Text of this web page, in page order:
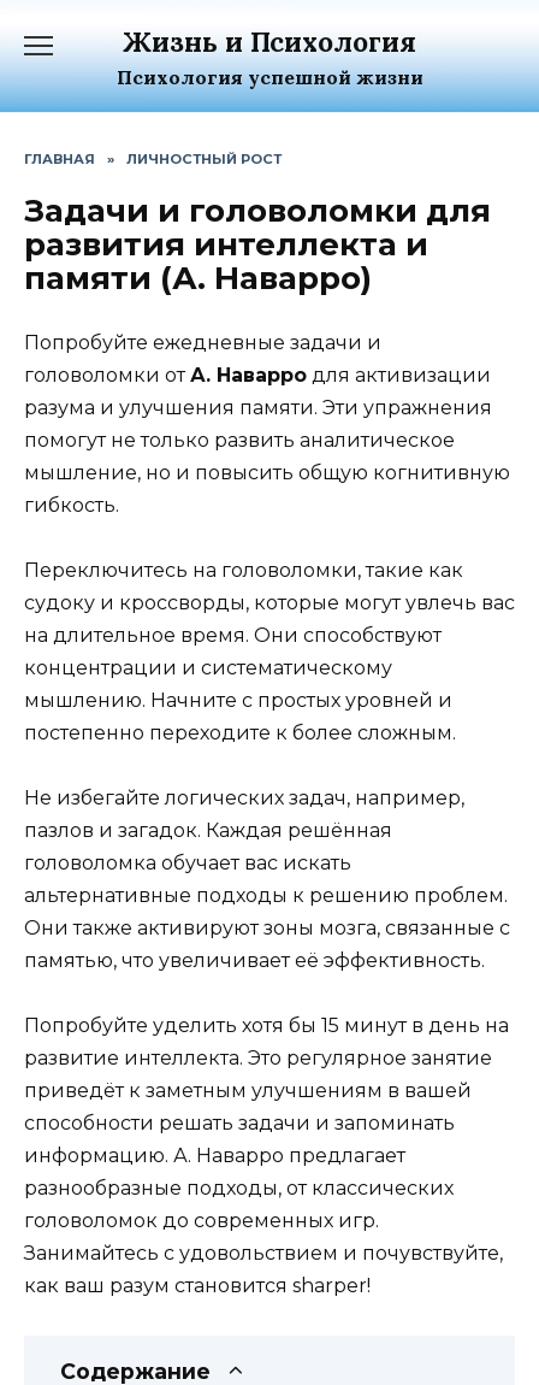
содержанию
Жизнь и Психология
Психология успешной жизни
ГЛАВНАЯ » ЛИЧНОСТНЫЙ РОСТ
Задачи и головоломки для
развития интеллекта и
памяти (А. Наварро)
Попробуйте ежедневные задачи и
головоломки отА. Наварро для активизации
разума и улучшения памяти. Эти упражнения
помогут не только развить аналитическое
мышление, но и повысить общую когнитивную
гибкость.
Переключитесь на головоломки, такие как
судоку и кроссворды, которые могут увлечь вас
на длительное время. Они способствуют
концентрации и систематическому
мышлению. Начните с простых уровней и
постепенно переходите к более сложным.
Не избегайте логических задач, например,
пазлов и загадок. Каждая решённая
головоломка обучает вас искать
альтернативные подходы к решению проблем.
Они также активируют зоны мозга, связанные с
памятью, что увеличивает её эффективность.
Попробуйте уделить хотя бы 15 минут в день на
развитие интеллекта. Это регулярное занятие
приведёт к заметным улучшениям в вашей
способности решать задачи и запоминать
информацию. А. Наварро предлагает
разнообразные подходы, от классических
головоломок до современных игр.
Занимайтесь с удовольствием и почувствуйте,
как ваш разум становится sharper!
Содержание